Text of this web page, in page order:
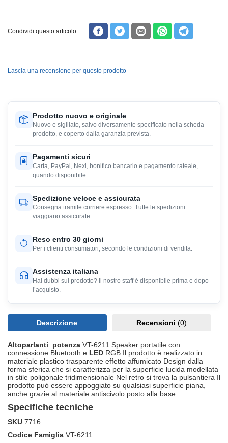
Condividi questo articolo:
Lascia una recensione per questo prodotto
Prodotto nuovo e originale
Nuovo e sigillato, salvo diversamente specificato nella scheda
prodotto, e coperto dalla garanzia prevista.
Pagamenti sicuri
Carta, PayPal, Nexi, bonifico bancario e pagamento rateale,
quando disponibile.
Spedizione veloce e assicurata
Consegna tramite corriere espresso. Tutte le spedizioni
viaggiano assicurate.
Reso entro 30 giorni
Per i clienti consumatori, secondo le condizioni di vendita.
Assistenza italiana
Hai dubbi sul prodotto? Il nostro staff è disponibile prima e dopo
l’acquisto.
Descrizione Recensioni (0)
Altoparlanti: potenza VT-6211 Speaker portatile con
connessione Bluetooth e LED RGB Il prodotto è realizzato in
materiale plastico trasparente effetto affumicato Design dalla
forma sferica che si caratterizza per la superficie lucida modellata
in stile poligonale tridimensionale Nel retro si trova la pulsantiera Il
prodotto può essere appoggiato su qualsiasi superficie piana,
anche grazie al materiale antiscivolo posto alla base
Specifiche tecniche
SKU 7716
Codice Famiglia VT-6211